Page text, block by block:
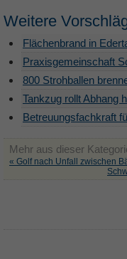
Weitere
Flächenbrand in
Praxisgemeinschaft
800 Strohballen
Tankzug rollt Abhang
Betreuungsfachkraft
Mehr aus dieser
« Golf nach Unfall zwischen